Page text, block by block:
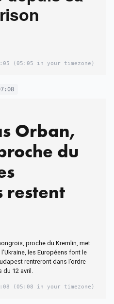
(05:05 in your timezone)
Orban,
du
restent
proche du Kremlin, met
les Européens font le
rentreront dans l’ordre
12 avril.
(05:08 in your timezone)